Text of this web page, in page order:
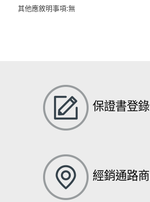
其他應敘明事項:無
保證書登錄
經銷通路商